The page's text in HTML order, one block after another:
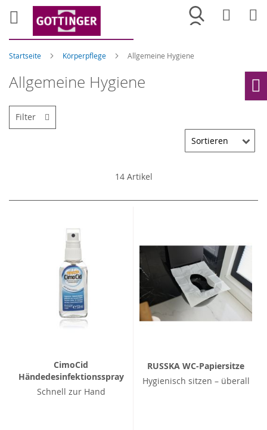
Merkliste
Startseite Körperpflege Allgemeine Hygiene
Allgemeine Hygiene
14Artikel
CimoCid
Händedesinfektionsspray
Schnell zur Hand
RUSSKA WC-Papiersitze
Hygienisch sitzen – überall
Filter